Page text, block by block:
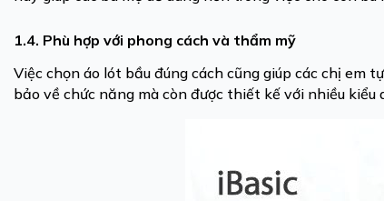
1.4. Phù hợp với phong cách và thẩm mỹ
Việc chọn áo lót bầu đúng cách cũng giúp các chị em
bảo về chức năng mà còn được thiết kế với nhiều